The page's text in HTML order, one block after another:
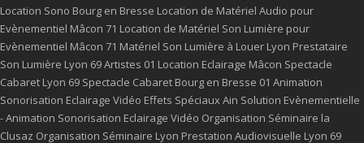
Location Sono Bourg en Bresse Location de Matériel Audio pour
Evènementiel Mâcon 71 Location de Matériel Son Lumière pour
Evènementiel Mâcon 71 Matériel Son Lumière à Louer Lyon Prestataire
Son Lumière Lyon 69Artistes 01 Location Eclairage Mâcon Spectacle
Cabaret Lyon 69 Spectacle Cabaret Bourg en Bresse 01 Animation
Sonorisation Eclairage Vidéo Effets Spéciaux Ain Solution Evènementielle
- Animation Sonorisation Eclairage Vidéo Organisation Séminaire la
Clusaz Organisation Séminaire Lyon Prestation Audiovisuelle Lyon 69